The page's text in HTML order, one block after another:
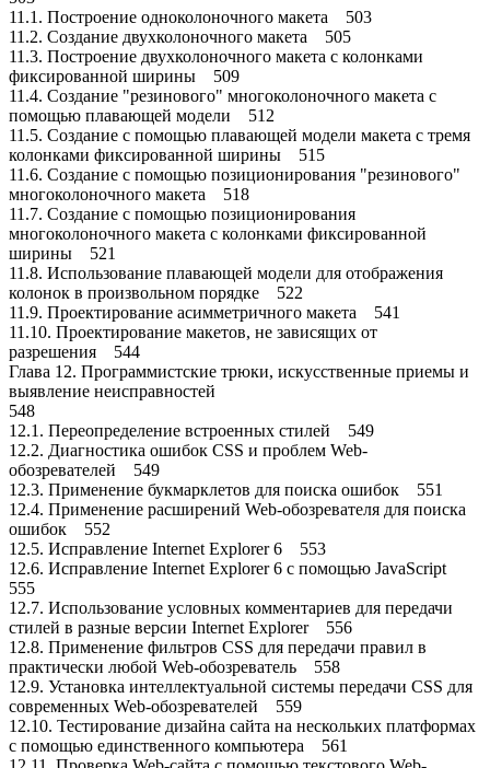
11.1. Построение одноколоночного макета 503
11.2. Создание двухколоночного макета 505
11.3. Построение двухколоночного макета с колонками
фиксированной ширины 509
11.4. Создание "резинового" многоколоночного макета с
помощью плавающей модели 512
11.5. Создание с помощью плавающей модели макета с тремя
колонками фиксированной ширины 515
11.6. Создание с помощью позиционирования "резинового"
многоколоночного макета 518
11.7. Создание с помощью позиционирования
многоколоночного макета с колонками фиксированной
ширины 521
11.8. Использование плавающей модели для отображения
колонок в произвольном порядке 522
11.9. Проектирование асимметричного макета 541
11.10. Проектирование макетов, не зависящих от
разрешения 544
Глава 12. Программистские трюки, искусственные приемы и
выявление неисправностей
548
12.1. Переопределение встроенных стилей 549
12.2. Диагностика ошибок CSS и проблем Web-
обозревателей 549
12.3. Применение букмарклетов для поиска ошибок 551
12.4. Применение расширений Web-обозревателя для поиска
ошибок 552
12.5. Исправление Internet Explorer 6 553
12.6. Исправление Internet Explorer 6 с помощью JavaScript
555
12.7. Использование условных комментариев для передачи
стилей в разные версии Internet Explorer 556
12.8. Применение фильтров CSS для передачи правил в
практически любой Web-обозреватель 558
12.9. Установка интеллектуальной системы передачи CSS для
современных Web-обозревателей 559
12.10. Тестирование дизайна сайта на нескольких платформах
с помощью единственного компьютера 561